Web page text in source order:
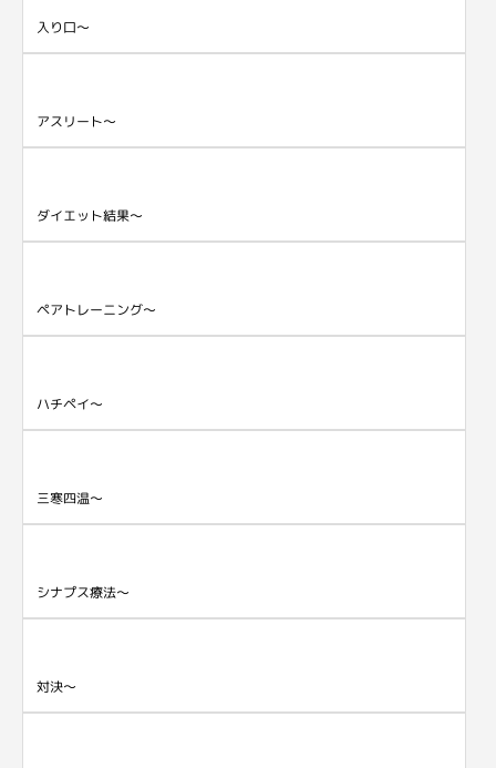
入り口～
アスリート～
ダイエット結果～
ペアトレーニング～
ハチペイ～
三寒四温～
シナプス療法～
対決～